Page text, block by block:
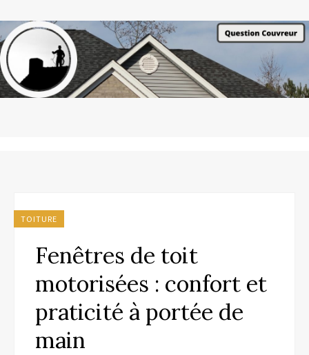
TOITURE
Fenêtres de toit
motorisées : confort et
praticité à portée de
main